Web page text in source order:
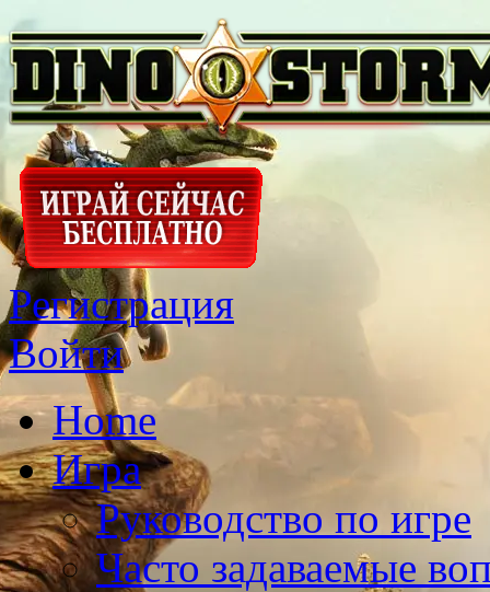
Регистрация
Войти
Home
Игра
Руководство по игре
Часто задаваемые